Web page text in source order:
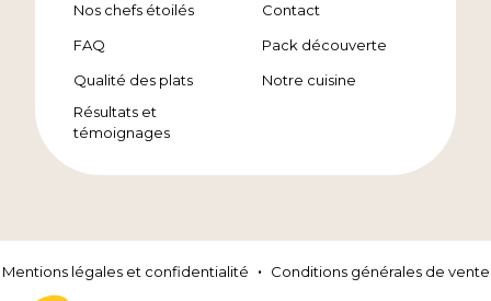
Nos chefs étoilés
FAQ
Qualité des plats
Résultats et
témoignages
Contact
Pack découverte
Notre cuisine
Mentions légales et confidentialité
Conditions générales de vente